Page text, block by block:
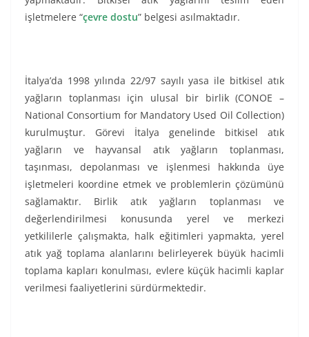
işletmelere “çevre dostu” belgesi asılmaktadır.
İtalya’da 1998 yılında 22/97 sayılı yasa ile bitkisel atık
yağların toplanması için ulusal bir birlik (CONOE –
National Consortium for Mandatory Used Oil Collection)
kurulmuştur. Görevi İtalya genelinde bitkisel atık
yağların ve hayvansal atık yağların toplanması,
taşınması, depolanması ve işlenmesi hakkında üye
işletmeleri koordine etmek ve problemlerin çözümünü
sağlamaktır. Birlik atık yağların toplanması ve
değerlendirilmesi konusunda yerel ve merkezi
yetkililerle çalışmakta, halk eğitimleri yapmakta, yerel
atık yağ toplama alanlarını belirleyerek büyük hacimli
toplama kapları konulması, evlere küçük hacimli kaplar
verilmesi faaliyetlerini sürdürmektedir.